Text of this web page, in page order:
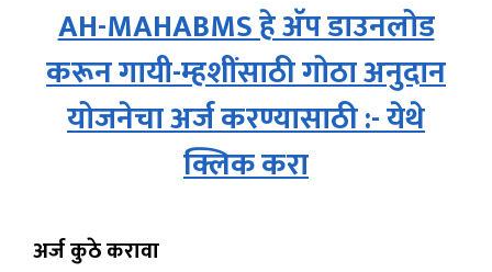
AH-MAHABMS हे अ‍ॅप डाउनलोड
करून गायी-म्हशींसाठी गोठा अनुदान
योजनेचा अर्ज करण्यासाठी :- येथे
क्लिक करा
अर्ज कुठे करावा